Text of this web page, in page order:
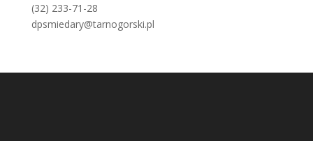
(32) 233-71-28
dpsmiedary@tarnogorski.pl